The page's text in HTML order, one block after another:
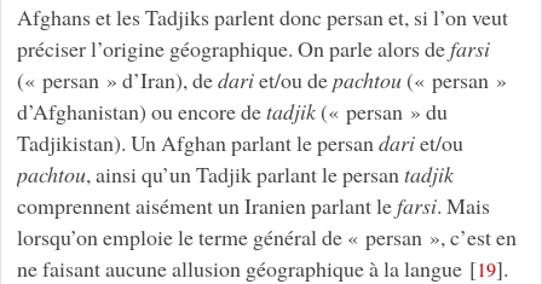
Afghans et les Tadjiks parlent donc persan et, si l’on veut
préciser l’origine géographique. On parle alors defarsi
(« persan » d’Iran), dedariet/ou depachtou(« persan »
d’Afghanistan) ou encore detadjik(« persan » du
Tadjikistan). Un Afghan parlant le persandariet/ou
pachtou, ainsi qu’un Tadjik parlant le persantadjik
comprennent aisément un Iranien parlant lefarsi. Mais
lorsqu’on emploie le terme général de « persan », c’est en
ne faisant aucune allusion géographique à la langue[19].